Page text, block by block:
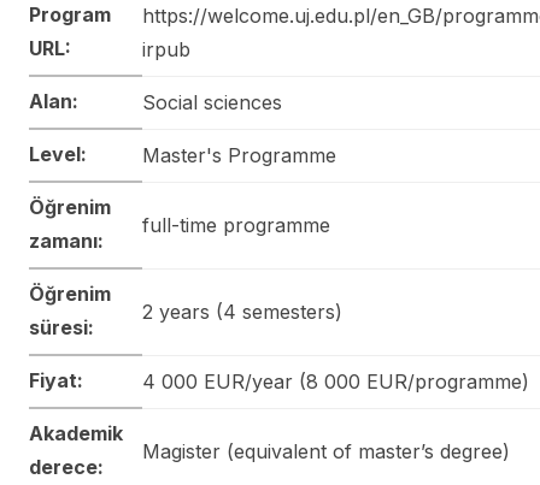
Program
URL:
https://welcome.uj.edu.pl/en_GB/
irpub
Alan: Social sciences
Level: Master's Programme
Öğrenim
zamanı:
full-time programme
Öğrenim
süresi:
2 years (4 semesters)
Fiyat: 4 000 EUR/year (8 000 EUR/programme)
Akademik
derece:
Magister (equivalent of master’s degree)